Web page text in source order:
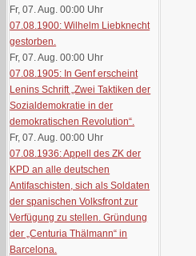
Fr, 07. Aug. 00:00 Uhr
07.08.1900: Wilhelm Liebknecht
gestorben.
Fr, 07. Aug. 00:00 Uhr
07.08.1905: In Genf erscheint
Lenins Schrift „Zwei Taktiken der
Sozialdemokratie in der
demokratischen Revolution“.
Fr, 07. Aug. 00:00 Uhr
07.08.1936: Appell des ZK der
KPD an alle deutschen
Antifaschisten, sich als Soldaten
der spanischen Volksfront zur
Verfügung zu stellen. Gründung
der „Centuria Thälmann“ in
Barcelona.